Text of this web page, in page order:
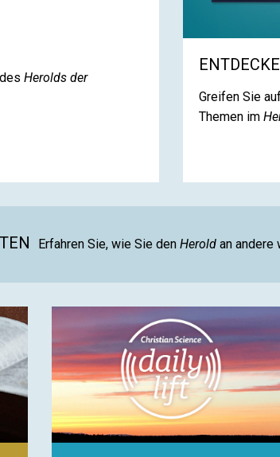
Herolds der
Greifen Sie
Themen im
Erfahren Sie, wie Sie den Herold an andere